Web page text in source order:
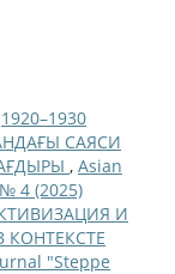
1920–1930
САЯСИ
, Asian
4 (2025)
И
КОНТЕКСТЕ
"Steppe